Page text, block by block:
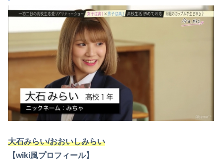
大石みらい/おおいしみらい
【wiki風プロフィール】